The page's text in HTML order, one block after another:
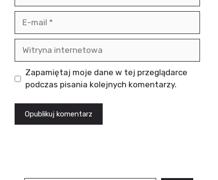
internetowa
Zapamiętaj moje dane w tej przeglądarce
podczas pisania kolejnych komentarzy.